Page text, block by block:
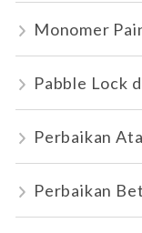
Monomer
Pabble Lock
Perbaikan
Perbaikan